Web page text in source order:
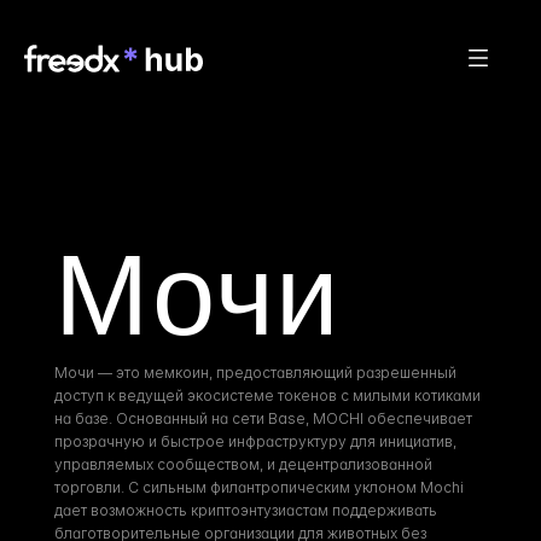
Мочи
Мочи — это мемкоин, предоставляющий разрешенный
доступ к ведущей экосистеме токенов с милыми котиками
на базе. Основанный на сети Base, MOCHI обеспечивает
прозрачную и быстрое инфраструктуру для инициатив,
управляемых сообществом, и децентрализованной
торговли. С сильным филантропическим уклоном Mochi
дает возможность криптоэнтузиастам поддерживать
благотворительные организации для животных без